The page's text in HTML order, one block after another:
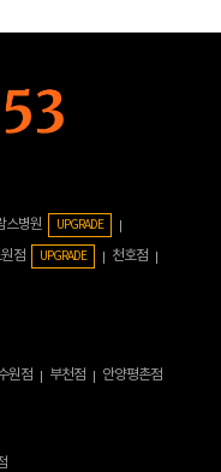
스병원 UPGRADE
점 UPGRADE
천호점
원점 부천점 안양평촌점